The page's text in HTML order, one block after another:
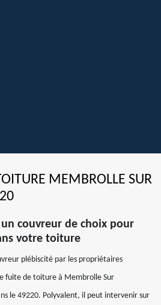
MEMBROLLE SUR
un couvreur de choix pour
votre toiture
plébiscité par les propriétaires
fuite de toiture à Membrolle Sur
le 49220. Polyvalent, il peut intervenir sur